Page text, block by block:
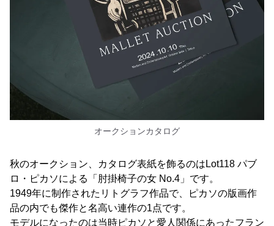
オークションカタログ
秋のオークション、カタログ表紙を飾るのはLot118 パブ
ロ・ピカソによる「肘掛椅子の女 No.4」です。
1949年に制作されたリトグラフ作品で、ピカソの版画作
品の内でも傑作と名高い連作の1点です。
モデルになったのは当時ピカソと愛人関係にあったフラン